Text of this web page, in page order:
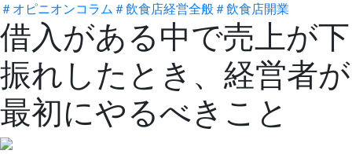
＃ オピニオンコラム ＃飲食店経営全般＃飲食店開業
借入がある中で売上が下
振れしたとき、経営者が
最初にやるべきこと